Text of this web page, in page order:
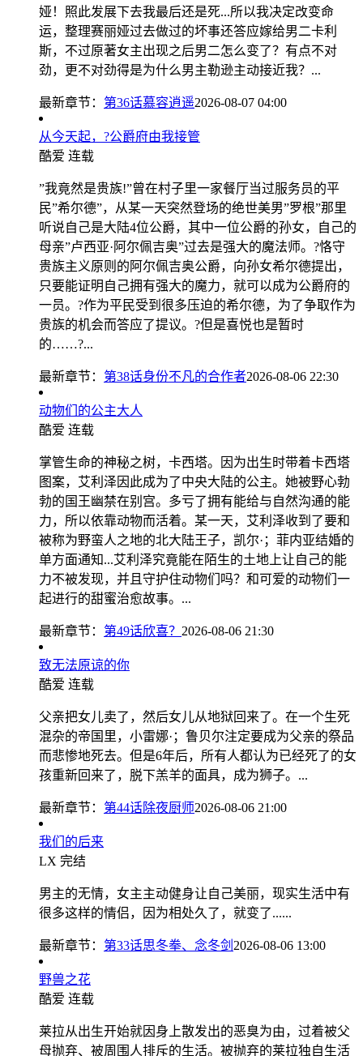
娅！照此发展下去我最后还是死...所以我决定改变命
运，整理赛丽娅过去做过的坏事还答应嫁给男二卡利
斯，不过原著女主出现之后男二怎么变了？有点不对
劲，更不对劲得是为什么男主勒逊主动接近我？...
最新章节： 第36话慕容逍遥2026-08-07 04:00
从今天起，?公爵府由我接管
酷爱 连载
”我竟然是贵族!”曾在村子里一家餐厅当过服务员的平
民”希尔德”，从某一天突然登场的绝世美男”罗根”那里
听说自己是大陆4位公爵，其中一位公爵的孙女，自己的
母亲”卢西亚·阿尔佩吉奥”过去是强大的魔法师。?恪守
贵族主义原则的阿尔佩吉奥公爵，向孙女希尔德提出，
只要能证明自己拥有强大的魔力，就可以成为公爵府的
一员。?作为平民受到很多压迫的希尔德，为了争取作为
贵族的机会而答应了提议。?但是喜悦也是暂时
的……?...
最新章节： 第38话身份不凡的合作者2026-08-06 22:30
动物们的公主大人
酷爱 连载
掌管生命的神秘之树，卡西塔。因为出生时带着卡西塔
图案，艾利泽因此成为了中央大陆的公主。她被野心勃
勃的国王幽禁在别宫。多亏了拥有能给与自然沟通的能
力，所以依靠动物而活着。某一天，艾利泽收到了要和
被称为野蛮人之地的北大陆王子，凯尔·；菲内亚结婚的
单方面通知...艾利泽究竟能在陌生的土地上让自己的能
力不被发现，并且守护住动物们吗？和可爱的动物们一
起进行的甜蜜治愈故事。...
最新章节： 第49话欣喜？ 2026-08-06 21:30
致无法原谅的你
酷爱 连载
父亲把女儿卖了，然后女儿从地狱回来了。在一个生死
混杂的帝国里，小雷娜·；鲁贝尔注定要成为父亲的祭品
而悲惨地死去。但是6年后，所有人都认为已经死了的女
孩重新回来了，脱下羔羊的面具，成为狮子。...
最新章节： 第44话除夜厨师2026-08-06 21:00
我们的后来
LX 完结
男主的无情，女主主动健身让自己美丽，现实生活中有
很多这样的情侣，因为相处久了，就变了......
最新章节： 第33话思冬拳、念冬剑 2026-08-06 13:00
野兽之花
酷爱 连载
莱拉从出生开始就因身上散发出的恶臭为由，过着被父
母抛弃、被周围人排斥的生活。被抛弃的莱拉独自生活